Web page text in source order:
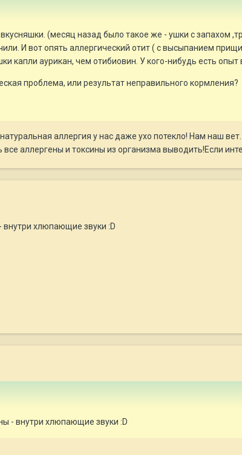
(месяц назад было такое же - ушки с запахом
И вот опять аллергический отит ( с высыпанием
капли аурикан, чем отибиовин. У кого-нибудь есть опыт
проблема, или результат неправильного кормления?
аллергия у нас даже ухо потекло! Нам наш
аллергены и токсины из организма выводить!Если
хлюпающие звуки :D
- внутри хлюпающие звуки :D